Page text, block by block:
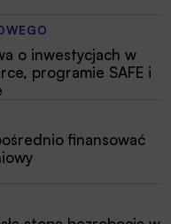
o inwestycjach w
programie SAFE i
finansować